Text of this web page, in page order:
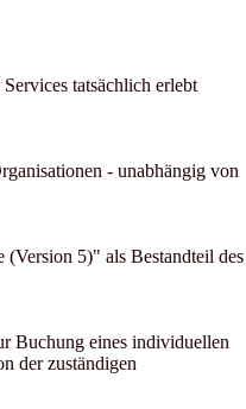
tatsächlich erlebt
- unabhängig von
5)" als Bestandteil des
Buchung eines individuellen
der zuständigen